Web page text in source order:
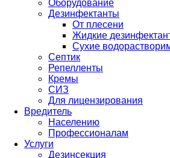
Оборудование
Дезинфектанты
От плесени
Жидкие
Сухие
Септик
Репелленты
Кремы
СИЗ
Для лицензирования
Вредитель
Населению
Профессионалам
Услуги
Дезинсекция